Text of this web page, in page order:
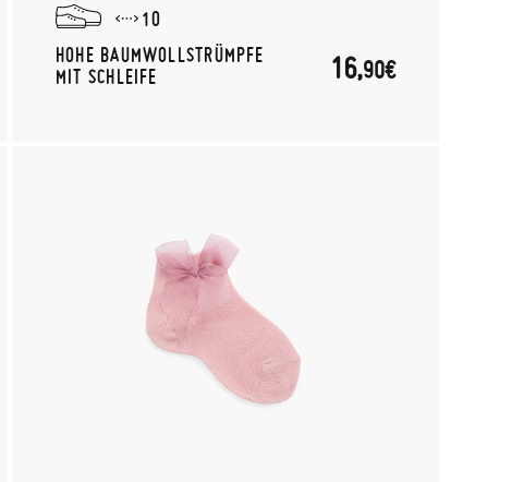
10
HOHE BAUMWOLLSTRÜMPFE
MIT SCHLEIFE
16,90€